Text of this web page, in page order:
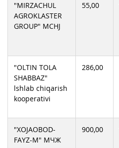
"MIRZACHUL
AGROKLASTER
GROUP" MCHJ
55,00
"OLTIN TOLA
SHABBAZ"
lshlab chiqarish
kooperativi
286,00
"XOJAOBOD-
FAYZ-M" МЧЖ
900,00